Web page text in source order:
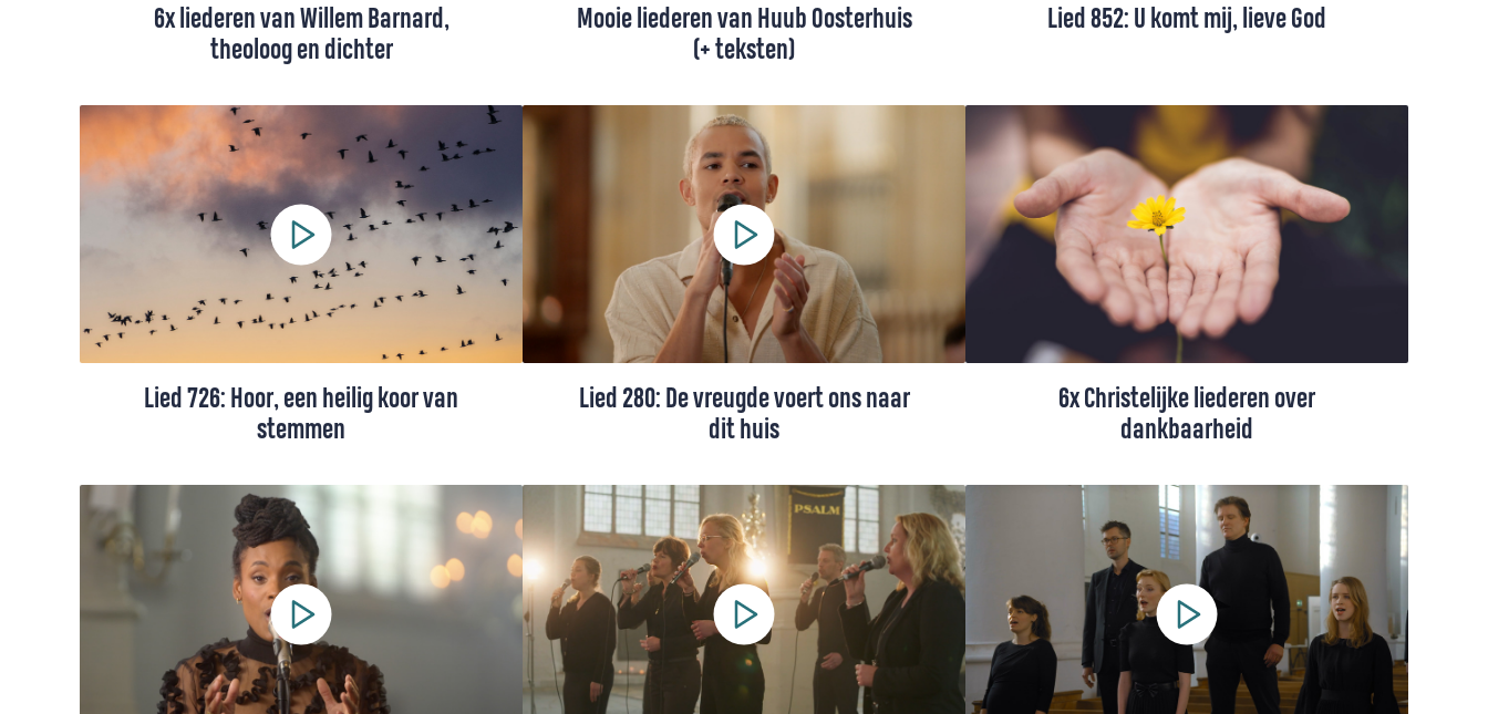
6x liederen van Willem Barnard,
theoloog en dichter
Willem Barnard, ook bekend onder zijn
pseudoniem Guillaume van de Graft, is een
van de belangrijkste dichters van nieuwe
gezangen in het Liedboek voor de Kerken.
Meer dan zeventig liederen uit het liedboek
zijn van zijn hand, nog afgezien van de
berijmde psalmen. De Petrus-redactie zet
een aantal klassiekers voor je op een rij.
Mooie liederen van Huub Oosterhuis
(+ teksten)
Huub Oosterhuis schreef prachtige
liederen, waarvan een groot aantal is
opgenomen in het Liedboek. Hieronder
vind je een selectie, waaronder een aantal
van zijn meest populaire liederen, inclusief
teksten en toelichting.
Lied 852: U komt mij, lieve God
een koor
Lied 726: Hoor, een heilig koor van
stemmen
Lied 726 uit het Liedboek, gezongen door
Mitch Wolterink
Lied 280: De vreugde voert ons naar
dit huis
Lied 280, gezongen door Mitch Wolterink
6x Christelijke liederen over
dankbaarheid
Danken voor de dag, voor beterschap,
voor lekker eten en drinken, voor een
gezellige avond met vrienden… Er zijn veel
redenen om dankbaar te zijn. Met deze
christelijke liederen kun je je dankbaarheid
uiten naar God.